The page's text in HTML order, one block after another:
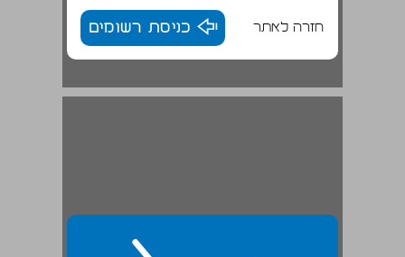
חזרה לאתר כניסת רשומים